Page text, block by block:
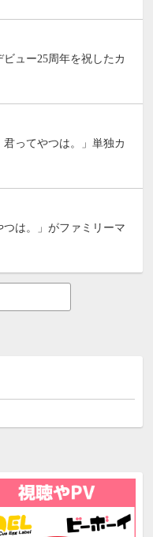
ュー25周年を祝したカ
ってやつは。」単独カ
つは。」がファミリーマ